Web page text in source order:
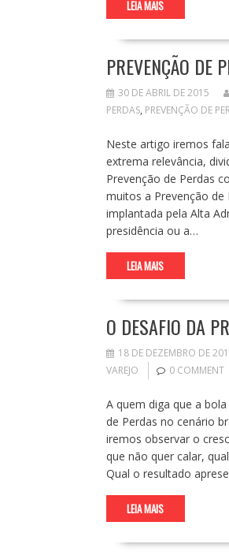
LEIA MAIS
PREVENÇÃO DE
30 DE ABRIL DE 2015
PERDAS, PREVENÇÃO DE
Neste artigo iremos
extrema relevância,
Prevenção de Perdas
muitos a Prevenção
implantada pela Alta
presidência ou a…
LEIA MAIS
O DESAFIO DA
18 DE DEZEMBRO DE
VAREJO
0 COMMENT
A quem diga que a
de Perdas no cenário
iremos observar o
que não quer calar,
Qual o resultado
LEIA MAIS